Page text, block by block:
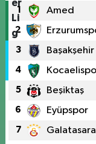
1 Amed
2
3 Başakşehir
4
5 Beşiktaş
6 Eyüpspor
7